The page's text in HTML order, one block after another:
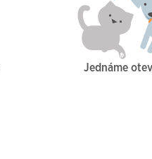
Jednáme